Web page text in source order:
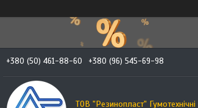
+380 (50) 461-88-60 +380 (96) 545-69-98
ТОВ "Резинопласт" Гумотехнічні